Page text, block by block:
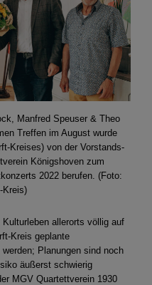
Manfred Speuser & Theo
Treffen im August wurde
Kreises) von der Vorstands-
Königshoven zum
2022 berufen. (Foto:
Kreis)
allerorts völlig auf
Kreis geplante
Planungen sind noch
äußerst schwierig
MGV Quartettverein 1930